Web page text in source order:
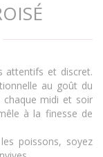
attentifs et discret.
au goût du
chaque midi et soir
à la finesse de
poissons, soyez